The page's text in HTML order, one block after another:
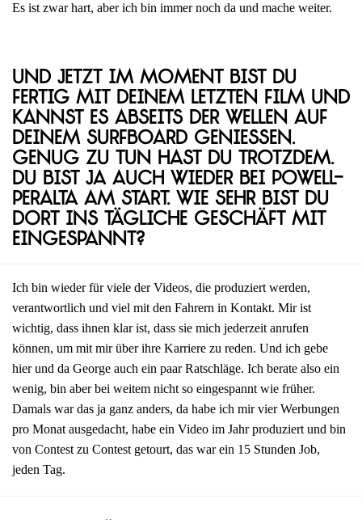
Es ist zwar hart, aber ich bin immer noch da und mache weiter.
Und jetzt im Moment bist du
fertig mit deinem letzten Film und
kannst es abseits der Wellen auf
deinem Surfboard genießen.
Genug zu tun hast du trotzdem.
Du bist ja auch wieder bei Powell-
Peralta am Start. Wie sehr bist du
dort ins tägliche Geschäft mit
eingespannt?
Ich bin wieder für viele der Videos, die produziert werden,
verantwortlich und viel mit den Fahrern in Kontakt. Mir ist
wichtig, dass ihnen klar ist, dass sie mich jederzeit anrufen
können, um mit mir über ihre Karriere zu reden. Und ich gebe
hier und da George auch ein paar Ratschläge. Ich berate also ein
wenig, bin aber bei weitem nicht so eingespannt wie früher.
Damals war das ja ganz anders, da habe ich mir vier Werbungen
pro Monat ausgedacht, habe ein Video im Jahr produziert und bin
von Contest zu Contest getourt, das war ein 15 Stunden Job,
jeden Tag.